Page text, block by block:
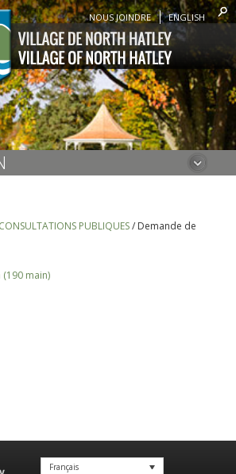
NOUS JOINDRE ENGLISH
PUBLIQUES/ Demande de
main)
Français